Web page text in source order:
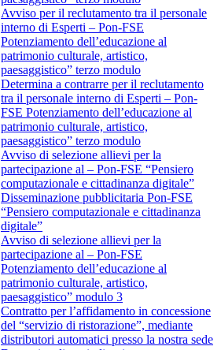
Avviso per il reclutamento tra il personale
interno di Esperti – Pon-FSE
Potenziamento dell’educazione al
patrimonio culturale, artistico,
paesaggistico” terzo modulo
Determina a contrarre per il reclutamento
tra il personale interno di Esperti – Pon-
FSE Potenziamento dell’educazione al
patrimonio culturale, artistico,
paesaggistico” terzo modulo
Avviso di selezione allievi per la
partecipazione al – Pon-FSE “Pensiero
computazionale e cittadinanza digitale”
Disseminazione pubblicitaria Pon-FSE
“Pensiero computazionale e cittadinanza
digitale”
Avviso di selezione allievi per la
partecipazione al – Pon-FSE
Potenziamento dell’educazione al
patrimonio culturale, artistico,
paesaggistico” modulo 3
Contratto per l’affidamento in concessione
del “servizio di ristorazione”, mediante
distributori automatici presso la nostra sede